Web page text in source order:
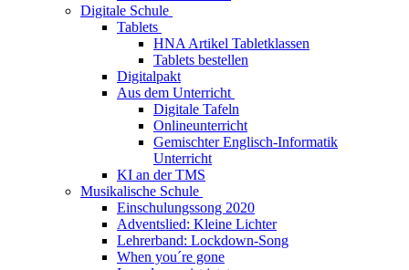
Digitale Schule
Tablets
HNA Artikel Tabletklassen
Tablets bestellen
Digitalpakt
Aus dem Unterricht
Digitale Tafeln
Onlineunterricht
Gemischter Englisch-Informatik
Unterricht
KI an der TMS
Musikalische Schule
Einschulungssong 2020
Adventslied: Kleine Lichter
Lehrerband: Lockdown-Song
When you´re gone